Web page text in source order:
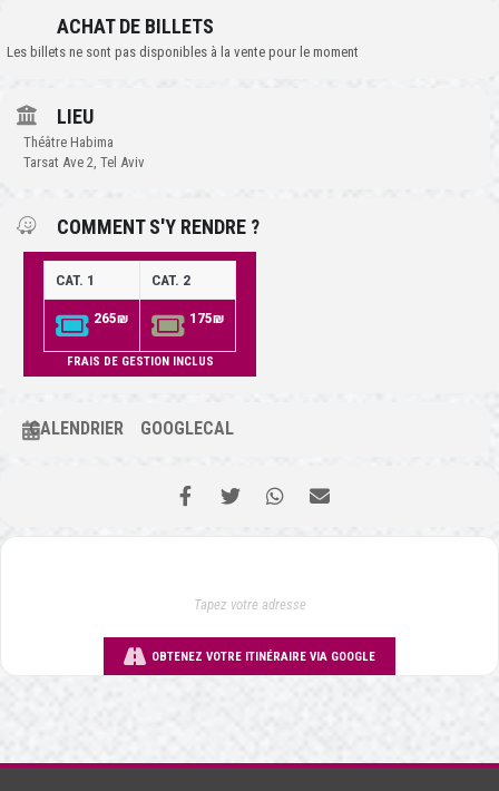
ACHAT DE BILLETS
Les billets ne sont pas disponibles à la vente pour le moment
LIEU
Théâtre Habima
Tarsat Ave 2, Tel Aviv
COMMENT S'Y RENDRE ?
CAT. 1 CAT. 2
265₪ 175₪
FRAIS DE GESTION INCLUS
CALENDRIER GOOGLECAL
OBTENEZ VOTRE ITINÉRAIRE VIA GOOGLE